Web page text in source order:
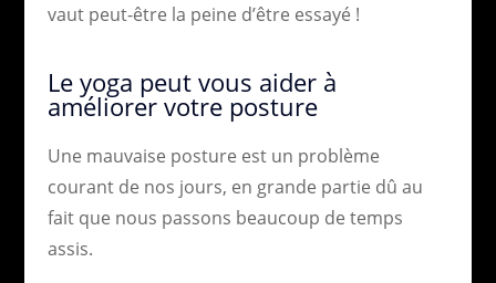
vaut peut-être la peine d’être essayé !
Le yoga peut vous aider à
améliorer votre posture
Une mauvaise posture est un problème
courant de nos jours, en grande partie dû au
fait que nous passons beaucoup de temps
assis.